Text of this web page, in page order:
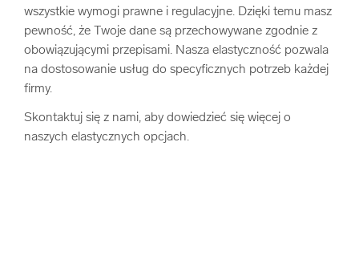
wszystkie wymogi prawne i regulacyjne. Dzięki temu masz
pewność, że Twoje dane są przechowywane zgodnie z
obowiązującymi przepisami. Nasza elastyczność pozwala
na dostosowanie usług do specyficznych potrzeb każdej
firmy.
Skontaktuj się z nami, aby dowiedzieć się więcej o
naszych elastycznych opcjach.